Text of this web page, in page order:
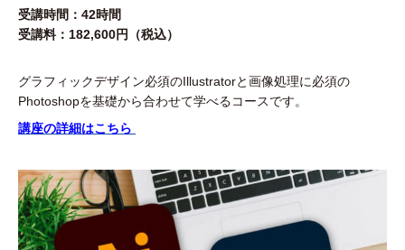
受講時間：42時間
受講料：182,600円（税込）
グラフィックデザイン必須のIllustratorと画像処理に必須の
Photoshopを基礎から合わせて学べるコースです。
講座の詳細はこちら